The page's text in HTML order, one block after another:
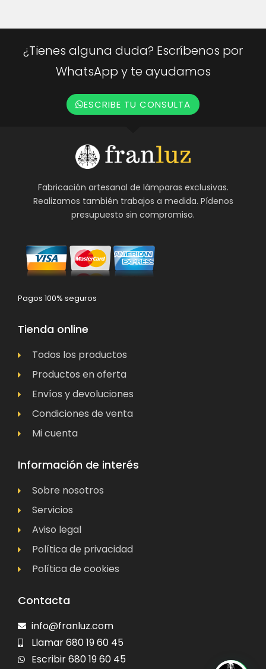
¿Tienes alguna duda? Escríbenos por
WhatsApp y te ayudamos
ESCRIBE TU CONSULTA
Fabricación artesanal de lámparas exclusivas.
Realizamos también trabajos a medida. Pídenos
presupuesto sin compromiso.
Pagos 100% seguros
Tienda online
Todos los productos
Productos en oferta
Envíos y devoluciones
Condiciones de venta
Mi cuenta
Información de interés
Sobre nosotros
Servicios
Aviso legal
Política de privacidad
Política de cookies
Contacta
info@franluz.com
Llamar 680 19 60 45
Escribir 680 19 60 45